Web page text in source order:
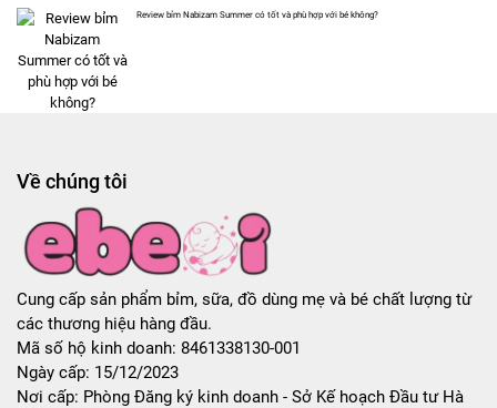
Review bỉm Nabizam Summer có tốt và phù hợp với bé không?
Về chúng tôi
Cung cấp sản phẩm bỉm, sữa, đồ dùng mẹ và bé chất lượng từ
các thương hiệu hàng đầu.
Mã số hộ kinh doanh: 8461338130-001
Ngày cấp: 15/12/2023
Nơi cấp: Phòng Đăng ký kinh doanh - Sở Kế hoạch Đầu tư Hà